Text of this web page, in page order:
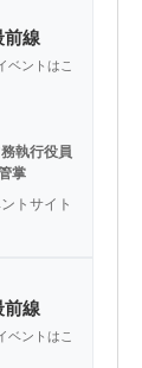
前線
ベントはこ
執行役員
掌
トサイト
前線
ベントはこ